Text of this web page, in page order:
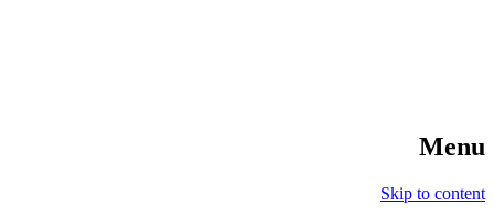
Menu
Skip to content